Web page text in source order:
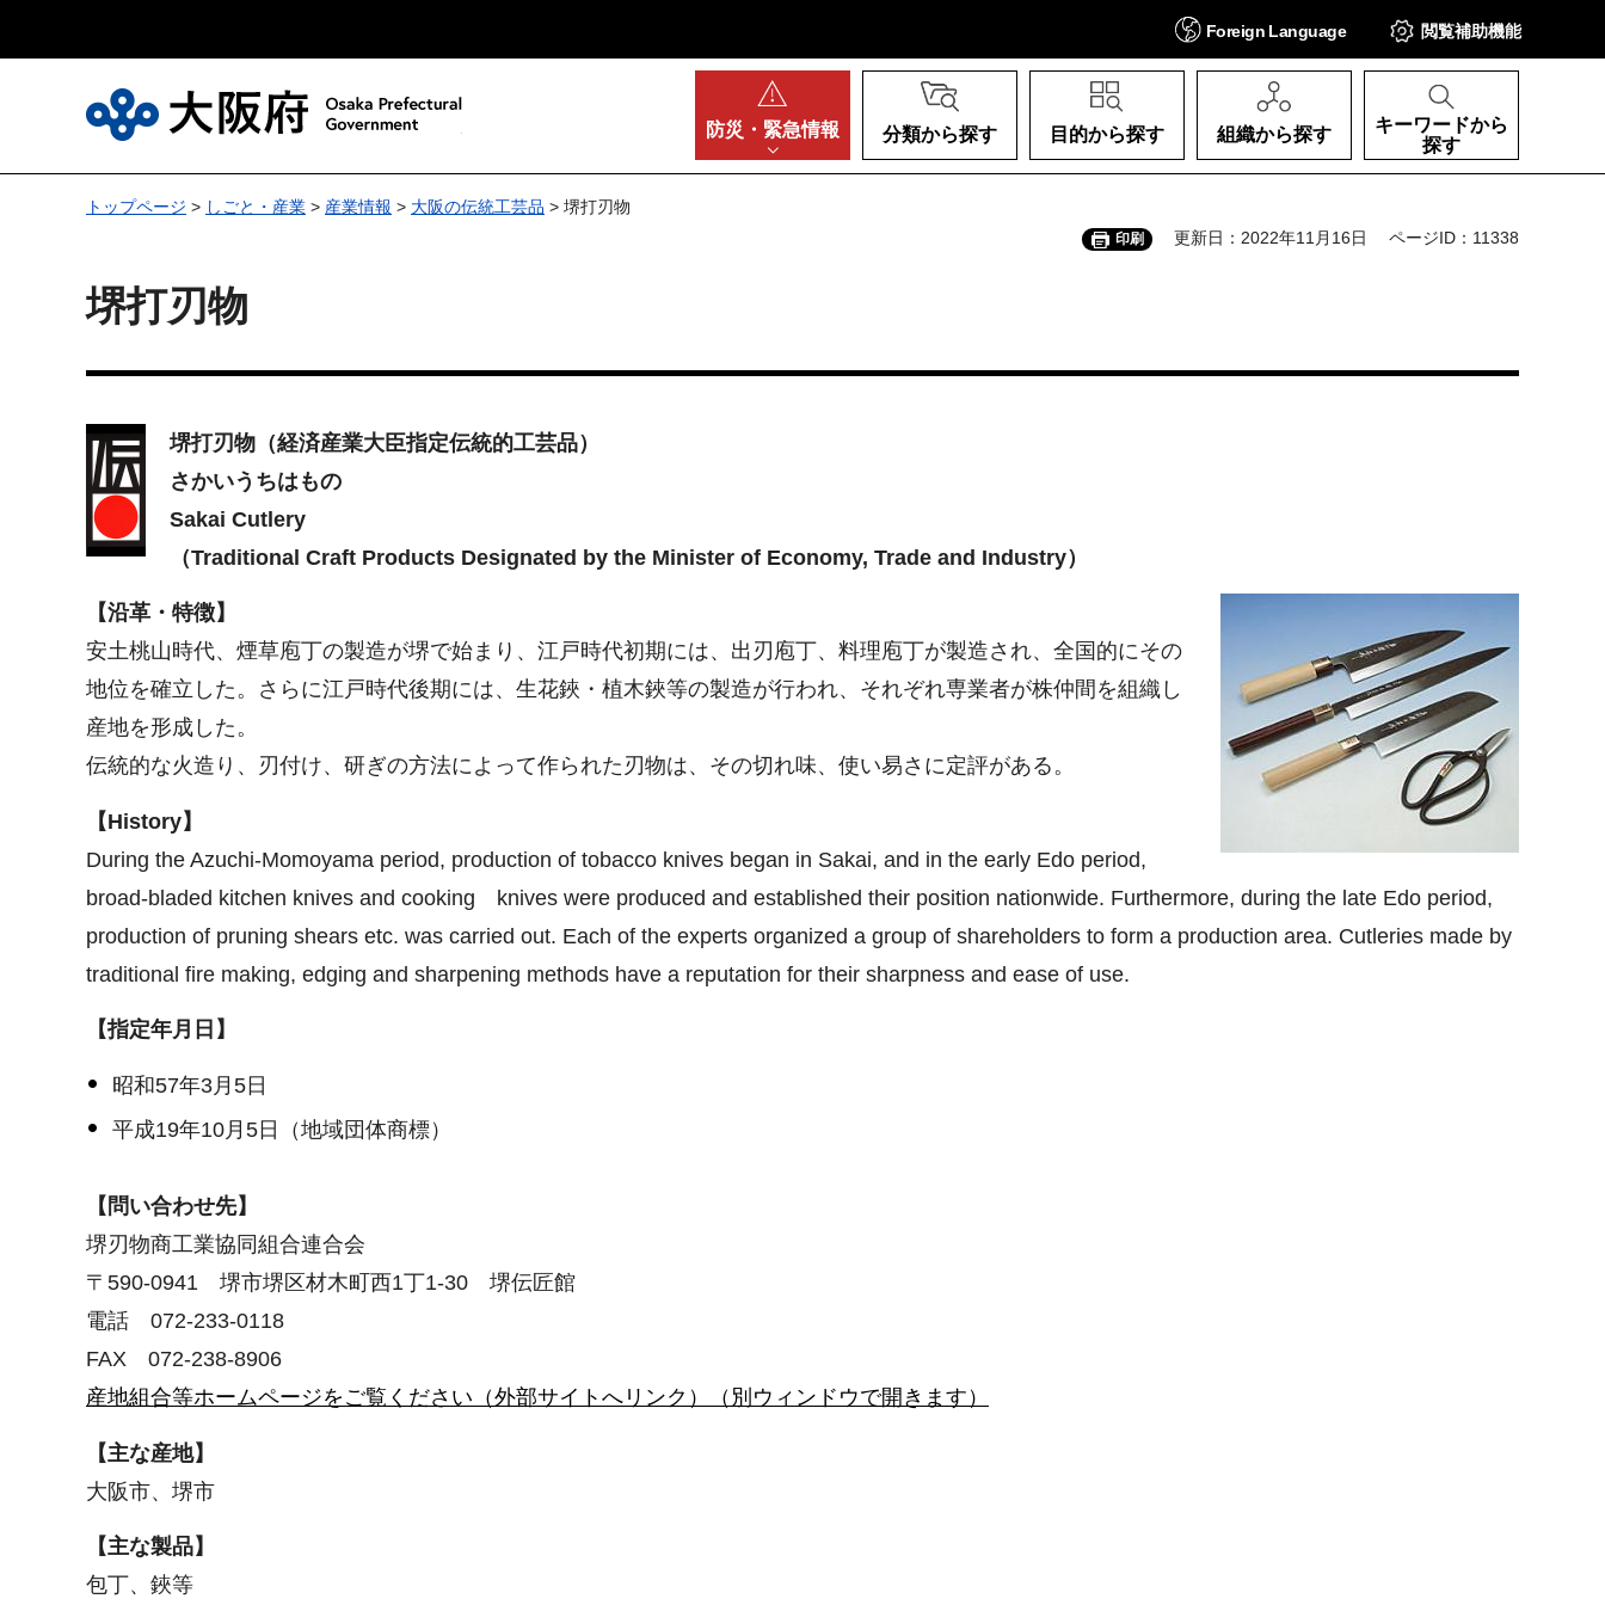
Foreign Language 閲覧補助機能
防災・ 緊急情報 分類から探す 目的から探す 組織から探す
キーワードから
探す
トップページ > しごと・産業 > 産業情報 > 大阪の伝統工芸品 > 堺打刃物
印刷 更新日：2022年11月16日 ページID：11338
堺打刃物
堺打刃物 （経済産業大臣指定伝統的工芸品）
さかいうちはもの
Sakai Cutlery
（Traditional Craft Products Designated by the Minister of Economy, Trade and Industry）
【沿革・特徴】
安土桃山時代、煙草庖丁の製造が堺で始まり、江戸時代初期には、出刃庖丁、料理庖丁が製造され、全国的にその
地位を確立した。さらに江戸時代後期には、生花鋏・植木鋏等の製造が行われ、それぞれ専業者が株仲間を組織し
産地を形成した。
伝統的な火造り、刃付け、研ぎの方法によって作られた刃物は、その切れ味、使い易さに定評がある。
【History】
During the Azuchi-Momoyama period, production of tobacco knives began in Sakai, and in the early Edo period,
broad-bladed kitchen knives and cooking knives were produced and established their position nationwide. Furthermore, during the late Edo period,
production of pruning shears etc. was carried out. Each of the experts organized a group of shareholders to form a production area. Cutleries made by
traditional fire making, edging and sharpening methods have a reputation for their sharpness and ease of use.
【指定年月日】
昭和57年3月5日
平成19年10月5日（地域団体商標）
【 問い合わせ先】
堺刃物商工業協同組合連合会
〒590-0941 堺市堺区材木町西1丁1-30 堺伝匠館
電話 072-233-0118
FAX 072-238-8906
産地組合等ホームページをご覧ください（外部サイトへリンク）（別ウィンドウで開きます）
【主な産地】
大阪市、堺市
【主な製品】
包丁、鋏等